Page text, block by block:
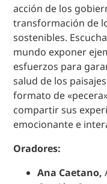
acción de los
transformación de
sostenibles.
mundo exponer
esfuerzos para
salud de los
formato de
compartir sus
emocionante e
Oradores:
Ana Caetano,